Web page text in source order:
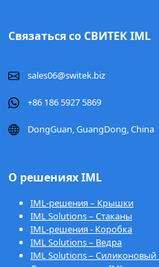
Связаться со СВИТЕК IML
sales06@switek.biz
+86 186 5927 5869
DongGuan, GuangDong, China
О решениях IML
IML-решения – Крышки
IML Solutions – Стаканы
IML-решения - Коробка
IML Solutions – Ведра
IML Solutions –